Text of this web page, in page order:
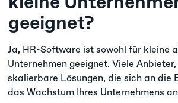
geeignet?
Ja, HR-Software ist sowohl für kleine
Unternehmen geeignet. Viele
skalierbare Lösungen, die sich an die
das Wachstum Ihres Unternehmens